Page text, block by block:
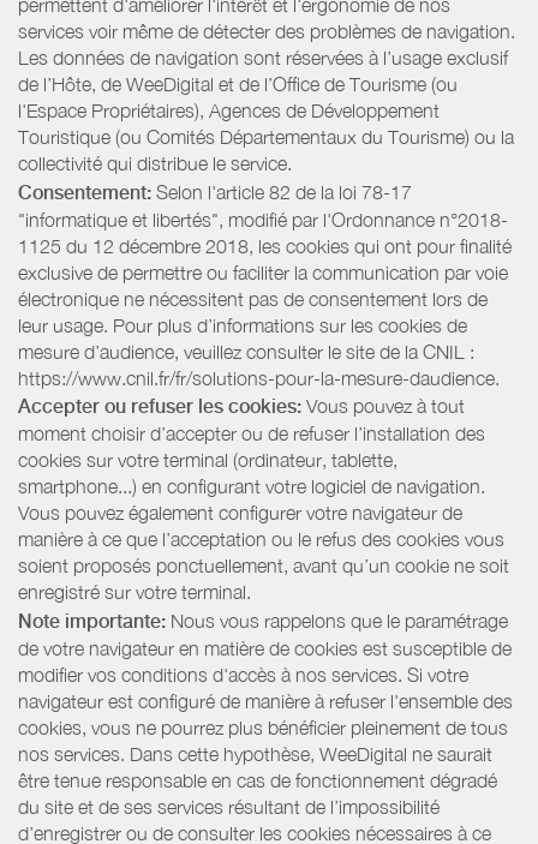
permettent d'améliorer l'intérêt et l'ergonomie de nos
services voir même de détecter des problèmes de navigation.
Les données de navigation sont réservées à l’usage exclusif
de l’Hôte, de WeeDigital et de l’Office de Tourisme (ou
l'Espace Propriétaires), Agences de Développement
Touristique (ou Comités Départementaux du Tourisme) ou la
collectivité qui distribue le service.
Consentement: Selon l'article 82 de la loi 78-17
"informatique et libertés", modifié par l'Ordonnance n°2018-
1125 du 12 décembre 2018, les cookies qui ont pour finalité
exclusive de permettre ou faciliter la communication par voie
électronique ne nécessitent pas de consentement lors de
leur usage. Pour plus d’informations sur les cookies de
mesure d’audience, veuillez consulter le site de la CNIL :
https://www.cnil.fr/fr/solutions-pour-la-mesure-daudience.
Accepter ou refuser les cookies: Vous pouvez à tout
moment choisir d’accepter ou de refuser l’installation des
cookies sur votre terminal (ordinateur, tablette,
smartphone...) en configurant votre logiciel de navigation.
Vous pouvez également configurer votre navigateur de
manière à ce que l’acceptation ou le refus des cookies vous
soient proposés ponctuellement, avant qu’un cookie ne soit
enregistré sur votre terminal.
Note importante: Nous vous rappelons que le paramétrage
de votre navigateur en matière de cookies est susceptible de
modifier vos conditions d'accès à nos services. Si votre
navigateur est configuré de manière à refuser l'ensemble des
cookies, vous ne pourrez plus bénéficier pleinement de tous
nos services. Dans cette hypothèse, WeeDigital ne saurait
être tenue responsable en cas de fonctionnement dégradé
du site et de ses services résultant de l’impossibilité
d’enregistrer ou de consulter les cookies nécessaires à ce